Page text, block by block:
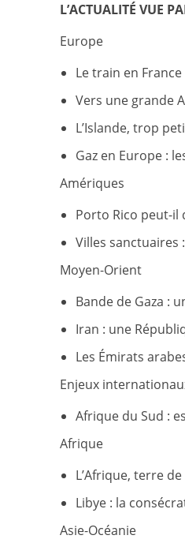
L’ACTUALITÉ VUE
Europe
Le train en
Vers une grande
L’Islande, trop
Gaz en Europe :
Amériques
Porto Rico peut-il
Villes sanctuaires
Moyen-Orient
Bande de Gaza :
Iran : une
Les Émirats
Enjeux
Afrique du Sud :
Afrique
L’Afrique, terre
Libye : la
Asie-Océanie